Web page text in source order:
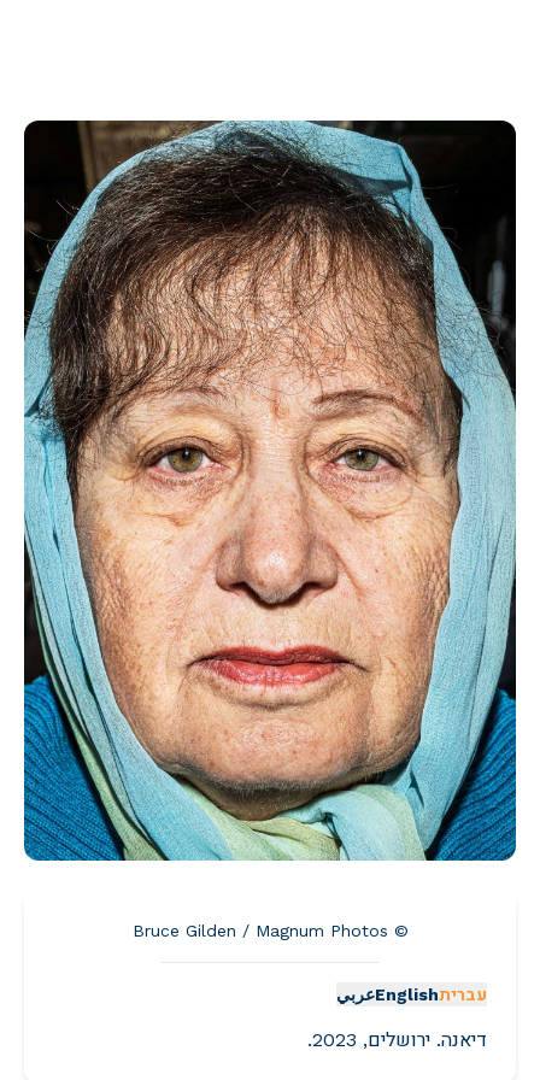
© Bruce Gilden / Magnum Photos
עבריתEnglishعربي
דיאנה. ירושלים, 2023.